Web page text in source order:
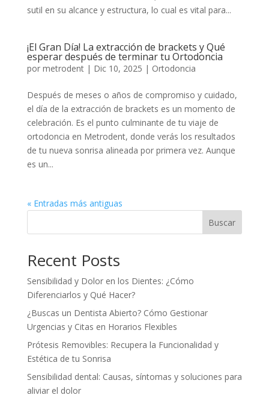
sutil en su alcance y estructura, lo cual es vital para...
¡El Gran Día! La extracción de brackets y Qué
esperar después de terminar tu Ortodoncia
por metrodent| Dic 10, 2025 | Ortodoncia
Después de meses o años de compromiso y cuidado,
el día de la extracción de brackets es un momento de
celebración. Es el punto culminante de tu viaje de
ortodoncia en Metrodent, donde verás los resultados
de tu nueva sonrisa alineada por primera vez. Aunque
es un...
« Entradas más antiguas
Buscar
Recent Posts
Sensibilidad y Dolor en los Dientes: ¿Cómo
Diferenciarlos y Qué Hacer?
¿Buscas un Dentista Abierto? Cómo Gestionar
Urgencias y Citas en Horarios Flexibles
Prótesis Removibles: Recupera la Funcionalidad y
Estética de tu Sonrisa
Sensibilidad dental: Causas, síntomas y soluciones para
aliviar el dolor